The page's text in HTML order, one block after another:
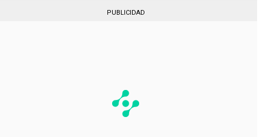
PUBLICIDAD